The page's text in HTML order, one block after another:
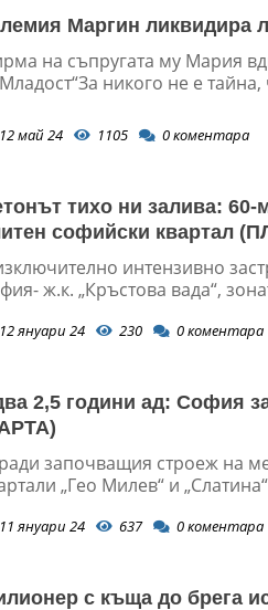
Маргин ликвидира
на съпругата му Мария
никого не е тайна,
12 май 24 1105 0коментара
тихо ни залива:
софийски квартал
интензивно
ж.к. „Кръстова вада“,
12 януари 24 230 0коментара
2,5 години ад: София
започващия строеж на
„Гео Милев“ и
11 януари 24 637 0коментара
с къща до брега